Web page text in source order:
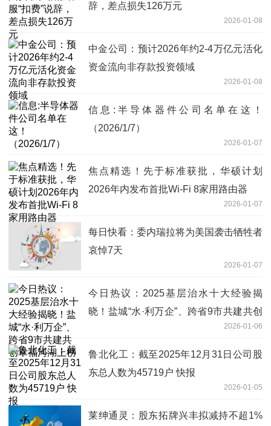
辞，差点损失126万元
2026-01-08
中金公司：预计2026年约2-4万亿元活化
资金流向非存款投资领域
2026-01-08
信息:半导体器件公司名单在这！
（2026/1/7）
2026-01-07
焦点精选！先于标准获批，华硕计划
2026年内发布首批Wi-Fi 8家用路由器
2026-01-07
每日快看：委内瑞拉将为美国袭击牺牲者
哀悼7天
2026-01-07
今日热议：2025基层治水十大经验揭
晓！盐城“水·利万企”、跨省9市共建共创
2026-01-06
鲁北化工：截至2025年12月31日公司股
东总人数为45719户 快报
2026-01-05
莱绅通灵：股东拓牌兴丰拟减持不超1%